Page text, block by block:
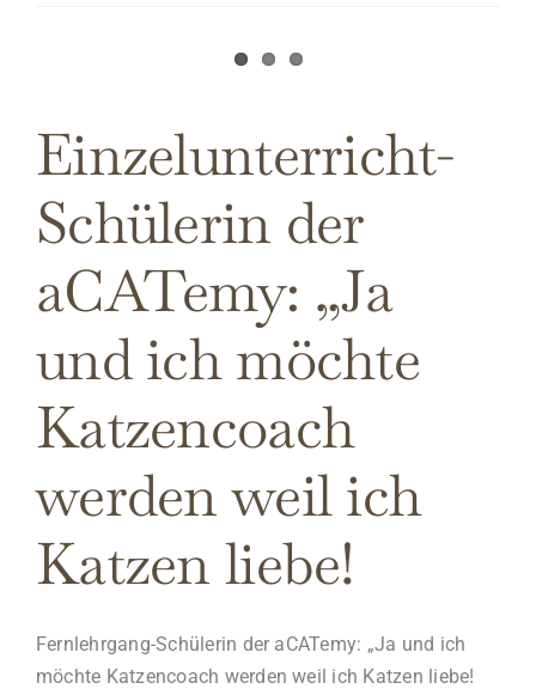
Einzelunterricht-
Schülerin der
aCATemy: „Ja
und ich möchte
Katzencoach
werden weil ich
Katzen liebe!
Fernlehrgang-Schülerin der aCATemy: „Ja und ich
möchte Katzencoach werden weil ich Katzen liebe!